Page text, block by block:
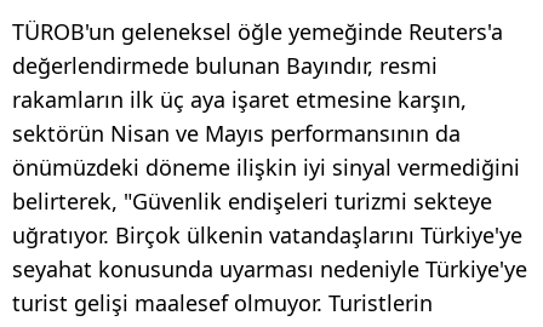
TÜROB'un geleneksel öğle yemeğinde Reuters'a
değerlendirmede bulunan Bayındır, resmi
rakamların ilk üç aya işaret etmesine karşın,
sektörün Nisan ve Mayıs performansının da
önümüzdeki döneme ilişkin iyi sinyal vermediğini
belirterek, "Güvenlik endişeleri turizmi sekteye
uğratıyor. Birçok ülkenin vatandaşlarını Türkiye'ye
seyahat konusunda uyarması nedeniyle Türkiye'ye
turist gelişi maalesef olmuyor. Turistlerin